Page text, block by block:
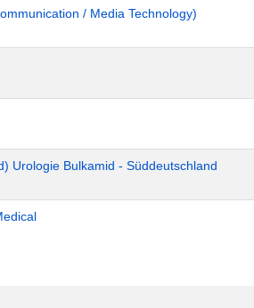
/ Media Technology)
Urologie Bulkamid - Süddeutschland